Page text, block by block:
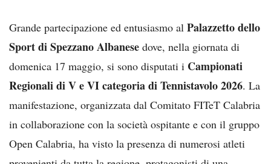
Grande partecipazione ed entusiasmo al Palazzetto dello
Sport di Spezzano Albanese dove, nella giornata di
domenica 17 maggio, si sono disputati i Campionati
Regionali di V e VI categoria di Tennistavolo 2026. La
manifestazione, organizzata dal Comitato FITeT Calabria
in collaborazione con la società ospitante e con il gruppo
Open Calabria, ha visto la presenza di numerosi atleti